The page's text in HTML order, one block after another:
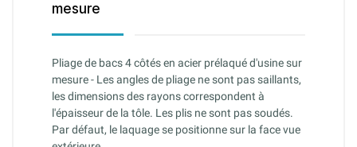
mesure
Pliage de bacs 4 côtés en acier prélaqué d'usine sur
mesure - Les angles de pliage ne sont pas saillants,
les dimensions des rayons correspondent à
l'épaisseur de la tôle. Les plis ne sont pas soudés.
Par défaut, le laquage se positionne sur la face vue